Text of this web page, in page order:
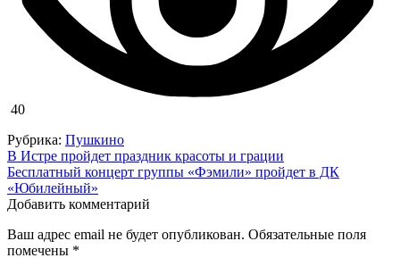
40
Рубрика: Пушкино
Навигация
по
записям
В Истре пройдет праздник красоты и грации
Бесплатный концерт группы «Фэмили» пройдет в ДК
«Юбилейный»
Добавить комментарий
Ваш адрес email не будет опубликован. Обязательные поля
помечены *